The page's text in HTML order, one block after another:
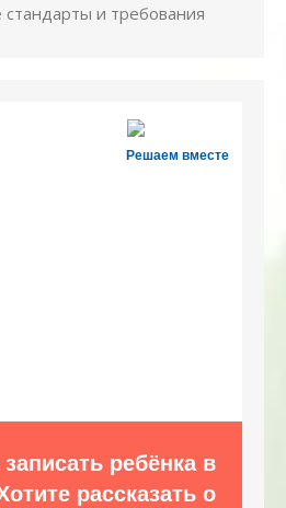
и требования
Решаем вместе
ребёнка в
рассказать о